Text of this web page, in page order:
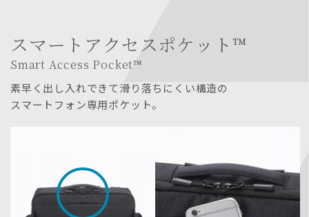
スマートアクセスポケット™
Smart Access Pocket™
素早く出し入れできて滑り落ちにくい構造の
スマートフォン専用ポケット。